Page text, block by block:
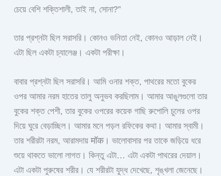
চেয়ে বেশি শক্তিশালী, তাই না, সোনা?”
তার প্রশ্নটা ছিল সরাসরি। কোনও ভনিতা নেই, কোনও আড়াল নেই।
এটা ছিল একটা চ্যালেঞ্জ। একটা পরীক্ষা।
বাবার প্রশ্নটা ছিল সরাসরি। আমি ওনার শক্ত, পাথরের মতো বুকের
ওপর আমার নরম হাতের তালু অনুভব করছিলাম। আমার আঙুলগুলো তার
বুকের শক্ত পেশী, তার বুকের ওপরের কয়েক গাছি রুপোলি চুলের ওপর
দিয়ে ঘুরে বেড়াচ্ছিল। আমার মনে পড়ল রফিকের কথা। আমার স্বামী।
তার শরীরটা নরম, আরামদায় मॉक। ভালোবাসার পর তাকে জড়িয়ে ধরে
শুয়ে থাকতে ভালো লাগত। কিন্তু এটা… এটা একটা পাথরের দেয়াল।
এটা একটা পুরুষের শরীর। যে শরীরটা যুদ্ধ দেখেছে, শৃঙ্খলা জেনেছে।